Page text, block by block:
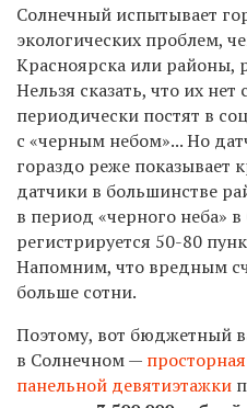
Солнечный испытывает
экологических проблем,
Красноярска или районы,
Нельзя сказать, что их
периодически постят в
с «черным небом»... Но
гораздо реже показывает
датчики в большинстве
в период «черного неба»
регистрируется 50-80
Напомним, что вредным
больше сотни.
Поэтому, вот бюджетный
в Солнечном —
панельной девятиэтажки